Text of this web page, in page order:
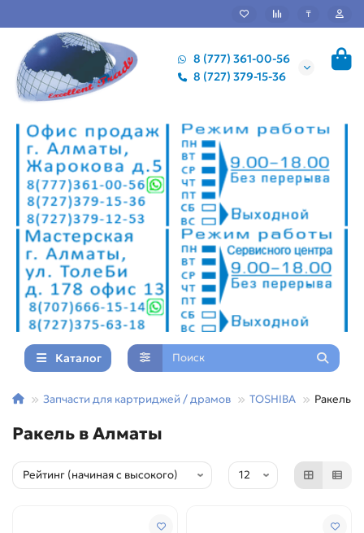
₸
8 (777) 361-00-56
8 (727) 379-15-36
Каталог
Запчасти для картриджей / драмов TOSHIBA Ракель
Ракель в Алматы